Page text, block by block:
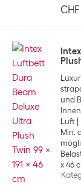
CHF
und
Luft
Min.
x 46